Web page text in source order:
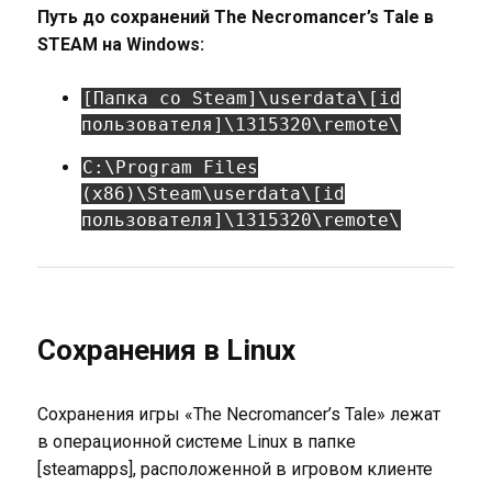
Путь до сохранений The Necromancer’s Tale в
STEAM на Windows:
[Папка со Steam]\userdata\[id
пользователя]\1315320\remote\
C:\Program Files
(x86)\Steam\userdata\[id
пользователя]\1315320\remote\
Сохранения в Linux
Сохранения игры «The Necromancer’s Tale» лежат
в операционной системе Linux в папке
[steamapps], расположенной в игровом клиенте